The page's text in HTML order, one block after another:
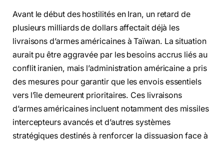
Avant le début des hostilités en Iran, un retard de
plusieurs milliards de dollars affectait déjà les
livraisons d’armes américaines à Taïwan. La situation
aurait pu être aggravée par les besoins accrus liés au
conflit iranien, mais l’administration américaine a pris
des mesures pour garantir que les envois essentiels
vers l’île demeurent prioritaires. Ces livraisons
d’armes américaines incluent notamment des missiles
intercepteurs avancés et d’autres systèmes
stratégiques destinés à renforcer la dissuasion face à